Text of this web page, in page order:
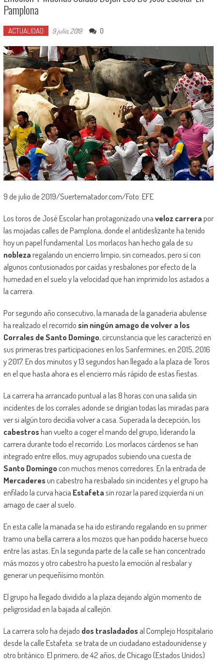
Pamplona
ACTUALIDAD 9 julio, 2019 0
9 de julio de 2019/Suertematador.com/Foto: EFE
Los toros de José Escolar han protagonizado unaveloz carrerapor
las mojadas calles de Pamplona, donde el antideslizante ha tenido
hoy un papel fundamental. Los morlacos han hecho gala de su
noblezaregalando un encierro limpio, sin corneados, pero sí con
algunos contusionados por caídas y resbalones por efecto de la
humedad en el suelo y la velocidad que han imprimido los astados a
la carrera.
Por segundo año consecutivo, la manada de la ganadería abulense
ha realizado el recorridosin ningún amago de volver a los
Corrales de Santo Domingo, circunstancia que les caracterizó en
sus primeras tres participaciones en los Sanfermines, en 2015, 2016
y 2017. En dos minutos y 13 segundos han llegado a la plaza de Toros
en el que hasta ahora es el encierro más rápido de estas fiestas.
La carrera ha arrancado puntual a las 8 horas con una salida sin
incidentes de los corrales adonde se dirigían todas las miradas para
ver si algún toro decidía volver a casa. Superada la decepción, los
cabestroshan vuelto a coger el mando del grupo, liderando la
carrera durante todo el recorrido. Los morlacos cárdenos se han
integrado entre ellos, muy agrupados subiendo una cuesta de
Santo Domingocon muchos menos corredores. En la entrada de
Mercaderesun cabestro ha resbalado sin incidentes y el grupo ha
enfilado la curva hacia Estafetasin rozar la pared izquierda ni un
amago de caer al suelo.
En esta calle la manada se ha ido estirando regalando en su primer
tramo una bella carrera a los mozos que han podido hacerse hueco
entre las astas. En la segunda parte de la calle se han concentrado
más mozos y otro cabestro ha puesto la emoción al resbalar y
generar un pequeñísimo montón.
El grupo ha llegado dividido a la plaza dejando algún momento de
peligrosidad en la bajada al callejón.
La carrera solo ha dejado dos trasladadosal Complejo Hospitalario
desde la calle Estafeta: se trata de un ciudadano estadounidense y
otro británico. El primero, de 42 años, de Chicago (Estados Unidos)